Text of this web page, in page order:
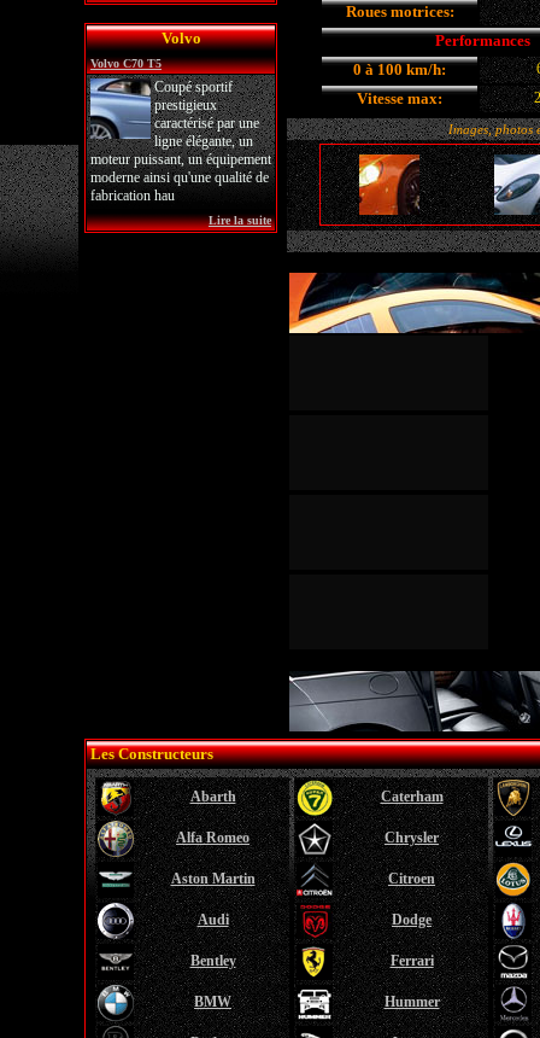
Volvo
Volvo C70 T5
Coupé sportif
prestigieux
caractérisé par une
ligne élégante, un
moteur puissant, un équipement
moderne ainsi qu'une qualité de
fabrication hau
Lire la suite
Roues motrices:
Performances
0 à 100 km/h:
Vitesse max:
Images, photos
Les Constructeurs
Abarth
Alfa Romeo
Aston Martin
Audi
Bentley
BMW
Caterham
Chrysler
Citroen
Dodge
Ferrari
Hummer